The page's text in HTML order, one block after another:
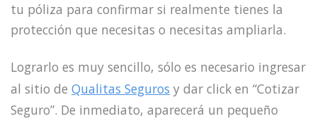
tu póliza para confirmar si realmente tienes la
protección que necesitas o necesitas ampliarla.
Lograrlo es muy sencillo, sólo es necesario ingresar
al sitio de Qualitas Seguros y dar click en “Cotizar
Seguro”. De inmediato, aparecerá un pequeño